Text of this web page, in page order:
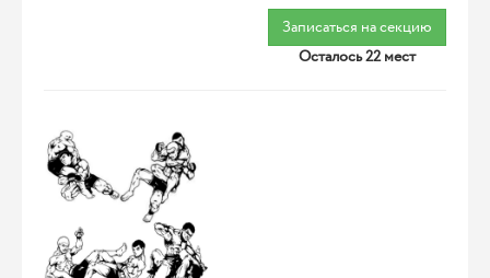
Записаться на секцию
Осталось 22 мест